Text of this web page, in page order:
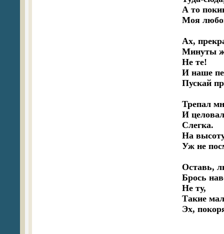
А то
Моя
Ах,
Минуты
Не те!
И наше
Пускай
Трепал
И
Слегка.
На
Уж не
Оставь,
Брось
Не ту,
Такие